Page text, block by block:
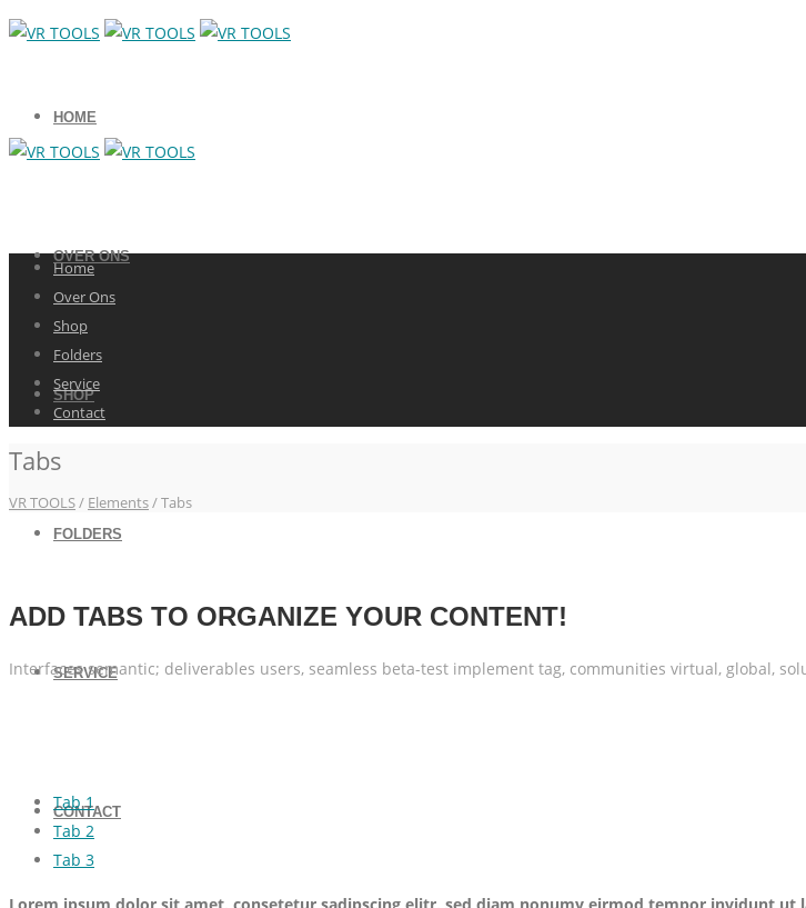
HOME
OVER ONS
SHOP
FOLDERS
SERVICE
CONTACT
Home
Over Ons
Shop
Folders
Service
Contact
Tabs
VR TOOLS/ Elements/ Tabs
ADD TABS TO ORGANIZE YOUR CONTENT!
Interfaces semantic; deliverables users, seamless beta-test implement tag, communities virtual, global,
Tab 1
Tab 2
Tab 3